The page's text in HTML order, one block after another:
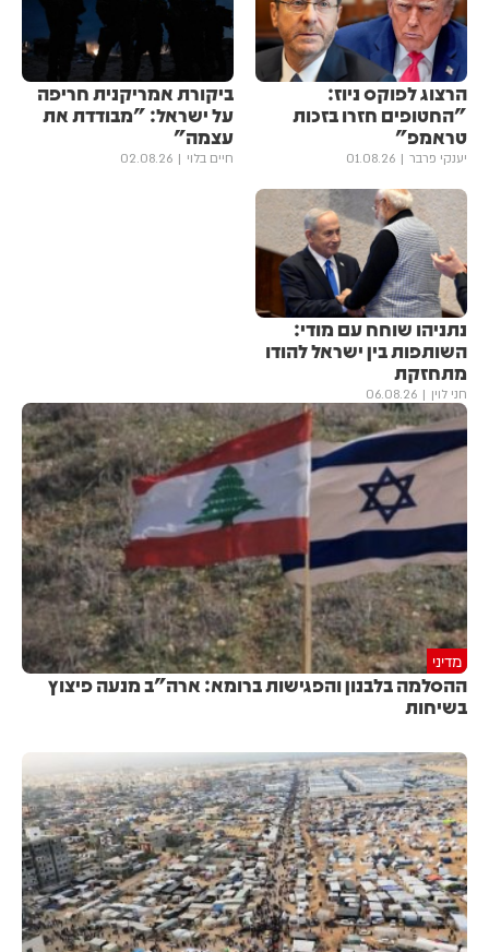
הרצוג לפוקס ניוז:
"החטופים חזרו בזכות
טראמפ"
יענקי פרבר 01.08.26
ביקורת אמריקנית חריפה
על ישראל: "מבודדת את
עצמה"
חיים בלוי 02.08.26
נתניהו שוחח עם מודי:
השותפות בין ישראל להודו
מתחזקת
חני לוין 06.08.26
מדיני
ההסלמה בלבנון והפגישות ברומא: ארה"ב מנעה פיצוץ
בשיחות